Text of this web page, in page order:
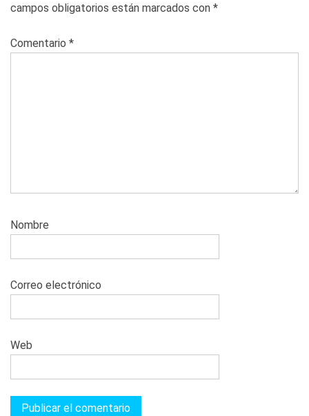
campos obligatorios están marcados con *
Comentario *
Nombre
Correo electrónico
Web